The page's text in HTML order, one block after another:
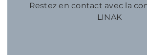
Restez en contact avec la
LINAK